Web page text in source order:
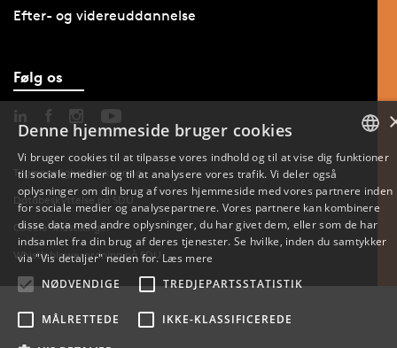
Efter- og videreuddannelse
Følg os
Tilgængelighedserklæring
Databeskyttelse på SDU
Cookie-indstillinger
Whistleblowerordning på SDU
ENGLISH
Denne hjemmeside bruger cookies
Vi bruger cookies til at tilpasse vores indhold og til at vise dig funktioner
til sociale medier og til at analysere vores trafik. Vi deler også
oplysninger om din brug af vores hjemmeside med vores partnere inden
for sociale medier og analysepartnere. Vores partnere kan kombinere
disse data med andre oplysninger, du har givet dem, eller som de har
indsamlet fra din brug af deres tjenester. Se hvilke, inden du samtykker
via "Vis detaljer" neden for. Læs mere
NØDVENDIGE
TREDJEPARTSSTATISTIK
MÅLRETTEDE IKKE-KLASSIFICEREDE